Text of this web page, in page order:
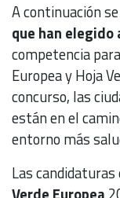
A continuación
que han
competencia
Europea y Hoja
concurso, las
están en el
entorno más
Las